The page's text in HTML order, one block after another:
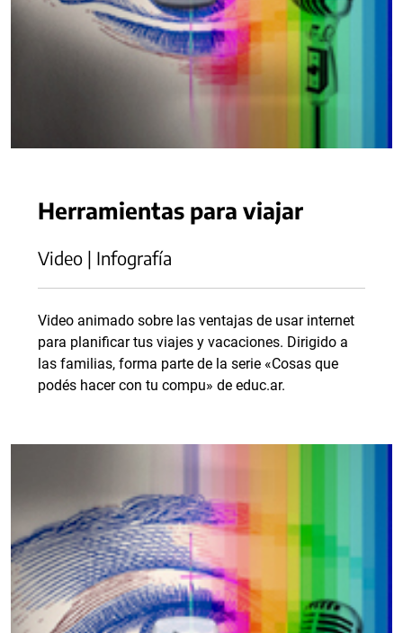
Herramientas para viajar
Video | Infografía
Video animado sobre las ventajas de usar internet
para planificar tus viajes y vacaciones. Dirigido a
las familias, forma parte de la serie «Cosas que
podés hacer con tu compu» de educ.ar.